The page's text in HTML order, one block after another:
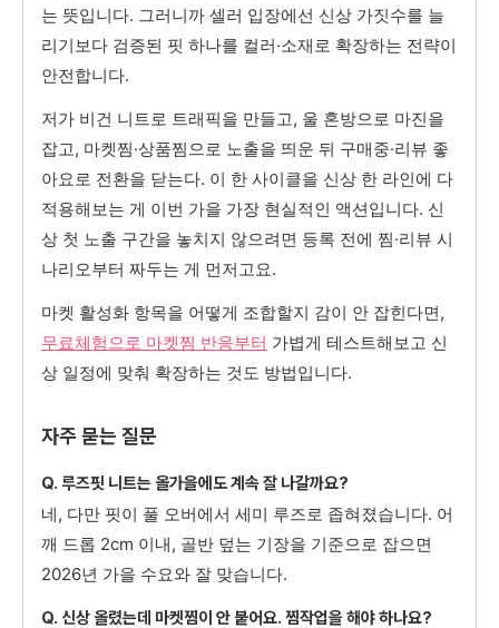
는 뜻입니다. 그러니까 셀러 입장에선 신상 가짓수를 늘
리기보다 검증된 핏 하나를 컬러·소재로 확장하는 전략이
안전합니다.
저가 비건 니트로 트래픽을 만들고, 울 혼방으로 마진을
잡고, 마켓찜·상품찜으로 노출을 띄운 뒤 구매중·리뷰 좋
아요로 전환을 닫는다. 이 한 사이클을 신상 한 라인에 다
적용해보는 게 이번 가을 가장 현실적인 액션입니다. 신
상 첫 노출 구간을 놓치지 않으려면 등록 전에 찜·리뷰 시
나리오부터 짜두는 게 먼저고요.
마켓 활성화 항목을 어떻게 조합할지 감이 안 잡힌다면,
무료체험으로 마켓찜 반응부터 가볍게 테스트해보고 신
상 일정에 맞춰 확장하는 것도 방법입니다.
자주 묻는 질문
Q. 루즈핏 니트는 올가을에도 계속 잘 나갈까요?
네, 다만 핏이 풀 오버에서 세미 루즈로 좁혀졌습니다. 어
깨 드롭 2cm 이내, 골반 덮는 기장을 기준으로 잡으면
2026년 가을 수요와 잘 맞습니다.
Q. 신상 올렸는데 마켓찜이 안 붙어요. 찜작업을 해야 하나요?